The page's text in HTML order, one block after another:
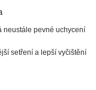
neustále pevné uchycení
setření a lepší vyčištění